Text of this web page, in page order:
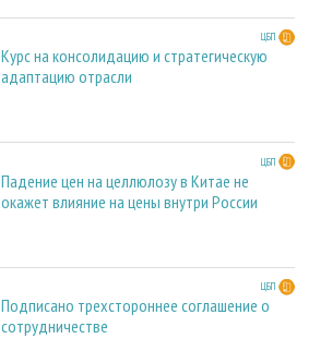
ЦБП
Курс на консолидацию и стратегическую
адаптацию отрасли
ЦБП
Падение цен на целлюлозу в Китае не
окажет влияние на цены внутри России
ЦБП
Подписано трехстороннее соглашение о
сотрудничестве